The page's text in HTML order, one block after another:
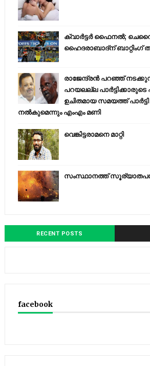
ക്വാർട്ടർ ഫൈനൽ;
ഹൈദരാബാദ്ന് ബാറ്റിംഗ്
രാജേന്ദ്രന്‍ പറഞ്ഞ്
പറയലല്ല
ഉചിതമായ സമയത്ത്
നല്‍കുമെന്നും എംഎം മണി
വെങ്കിട്ടരാമനെ മാറ്റി
സംസ്ഥാനത്ത്
RECENT POSTS
facebook